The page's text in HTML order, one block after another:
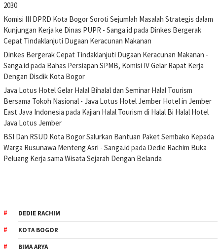
2030
Komisi III DPRD Kota Bogor Soroti Sejumlah Masalah Strategis dalam
Kunjungan Kerja ke Dinas PUPR - Sanga.id pada Dinkes Bergerak
Cepat Tindaklanjuti Dugaan Keracunan Makanan
Dinkes Bergerak Cepat Tindaklanjuti Dugaan Keracunan Makanan -
Sanga.id pada Bahas Persiapan SPMB, Komisi IV Gelar Rapat Kerja
Dengan Disdik Kota Bogor
Java Lotus Hotel Gelar Halal Bihalal dan Seminar Halal Tourism
Bersama Tokoh Nasional - Java Lotus Hotel Jember Hotel in Jember
East Java Indonesia pada Kajian Halal Tourism di Halal Bi Halal Hotel
Java Lotus Jember
BSI Dan RSUD Kota Bogor Salurkan Bantuan Paket Sembako Kepada
Warga Rusunawa Menteng Asri - Sanga.id pada Dedie Rachim Buka
Peluang Kerja sama Wisata Sejarah Dengan Belanda
DEDIE RACHIM
KOTA BOGOR
BIMA ARYA